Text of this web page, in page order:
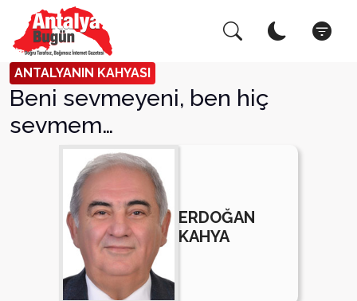
ANTALYANIN KAHYASI
Beni sevmeyeni, ben hiç
sevmem…
ERDOĞAN
KAHYA
Arama Yap! Kapat